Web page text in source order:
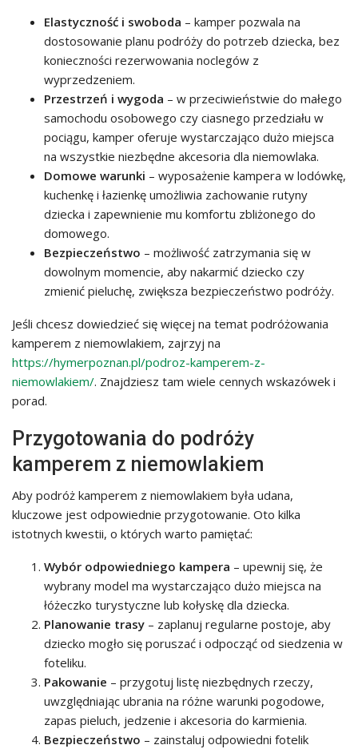
Elastyczność i swoboda – kamper pozwala na
dostosowanie planu podróży do potrzeb dziecka, bez
konieczności rezerwowania noclegów z
wyprzedzeniem.
Przestrzeń i wygoda – w przeciwieństwie do małego
samochodu osobowego czy ciasnego przedziału w
pociągu, kamper oferuje wystarczająco dużo miejsca
na wszystkie niezbędne akcesoria dla niemowlaka.
Domowe warunki – wyposażenie kampera w lodówkę,
kuchenkę i łazienkę umożliwia zachowanie rutyny
dziecka i zapewnienie mu komfortu zbliżonego do
domowego.
Bezpieczeństwo – możliwość zatrzymania się w
dowolnym momencie, aby nakarmić dziecko czy
zmienić pieluchę, zwiększa bezpieczeństwo podróży.
Jeśli chcesz dowiedzieć się więcej na temat podróżowania
kamperem z niemowlakiem, zajrzyj na
https://hymerpoznan.pl/podroz-kamperem-z-
niemowlakiem/. Znajdziesz tam wiele cennych wskazówek i
porad.
Przygotowania do podróży
kamperem z niemowlakiem
Aby podróż kamperem z niemowlakiem była udana,
kluczowe jest odpowiednie przygotowanie. Oto kilka
istotnych kwestii, o których warto pamiętać:
Wybór odpowiedniego kampera – upewnij się, że
wybrany model ma wystarczająco dużo miejsca na
łóżeczko turystyczne lub kołyskę dla dziecka.
Planowanie trasy – zaplanuj regularne postoje, aby
dziecko mogło się poruszać i odpocząć od siedzenia w
foteliku.
Pakowanie – przygotuj listę niezbędnych rzeczy,
uwzględniając ubrania na różne warunki pogodowe,
zapas pieluch, jedzenie i akcesoria do karmienia.
Bezpieczeństwo – zainstaluj odpowiedni fotelik